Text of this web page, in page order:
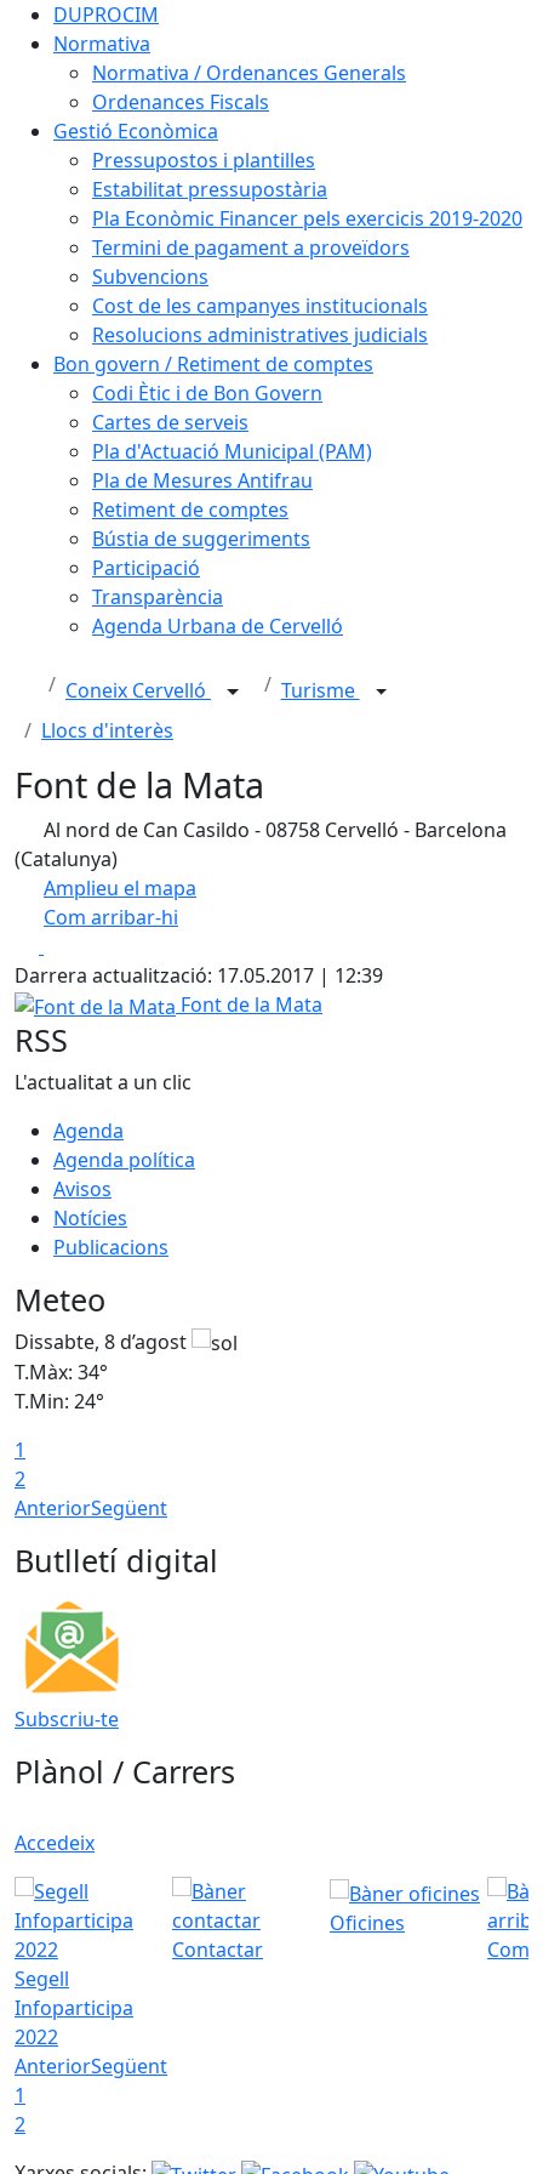
DUPROCIM
Normativa
Normativa / Ordenances Generals
Ordenances Fiscals
Gestió Econòmica
Pressupostos i plantilles
Estabilitat pressupostària
Pla Econòmic Financer pels exercicis 2019-2020
Termini de pagament a proveïdors
Subvencions
Cost de les campanyes institucionals
Resolucions administratives judicials
Bon govern / Retiment de comptes
Codi Ètic i de Bon Govern
Cartes de serveis
Pla d'Actuació Municipal (PAM)
Pla de Mesures Antifrau
Retiment de comptes
Bústia de suggeriments
Participació
Transparència
Agenda Urbana de Cervelló
Coneix Cervelló
Turisme
Llocs d'interès
Font de la Mata
Al nord de Can Casildo - 08758 Cervelló - Barcelona
(Catalunya)
Amplieu el mapa
Com arribar-hi
+
−
Darrera actualització: 17.05.2017 | 12:39
Font de la Mata
Font de la Mata
RSS
L'actualitat a un clic
Agenda
Agenda política
Avisos
Notícies
Publicacions
Meteo
Dissabte, 8 d’agost
T.Màx: 34°
T.Min: 24°
1
2
AnteriorSegüent
Butlletí digital
Subscriu-te
Plànol / Carrers
Accedeix
Segell
Infoparticipa
2022
Contactar
Oficines
Com
AnteriorSegüent
1
2